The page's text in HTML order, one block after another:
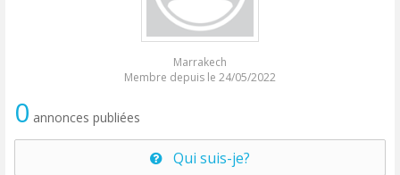
Marrakech
Membre depuis le 24/05/2022
0 annonces publiées
Qui suis-je?